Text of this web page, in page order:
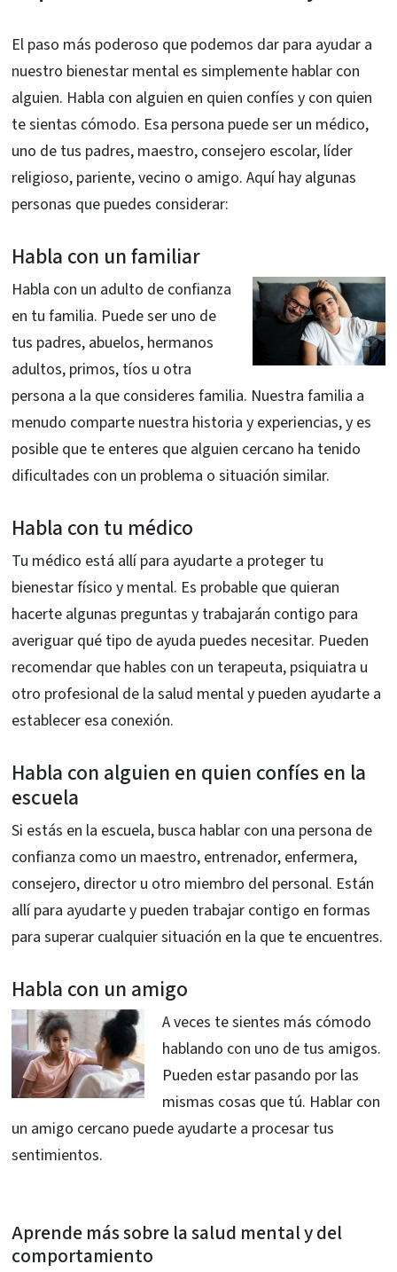
El paso más poderoso que podemos dar para ayudar a
nuestro bienestar mental es simplemente hablar con
alguien. Habla con alguien en quien confíes y con quien
te sientas cómodo. Esa persona puede ser un médico,
uno de tus padres, maestro, consejero escolar, líder
religioso, pariente, vecino o amigo. Aquí hay algunas
personas que puedes considerar:
Habla con un familiar
Habla con un adulto de confianza
en tu familia. Puede ser uno de
tus padres, abuelos, hermanos
adultos, primos, tíos u otra
persona a la que consideres familia. Nuestra familia a
menudo comparte nuestra historia y experiencias, y es
posible que te enteres que alguien cercano ha tenido
dificultades con un problema o situación similar.
Habla con tu médico
Tu médico está allí para ayudarte a proteger tu
bienestar físico y mental. Es probable que quieran
hacerte algunas preguntas y trabajarán contigo para
averiguar qué tipo de ayuda puedes necesitar. Pueden
recomendar que hables con un terapeuta, psiquiatra u
otro profesional de la salud mental y pueden ayudarte a
establecer esa conexión.
Habla con alguien en quien confíes en la
escuela
Si estás en la escuela, busca hablar con una persona de
confianza como un maestro, entrenador, enfermera,
consejero, director u otro miembro del personal. Están
allí para ayudarte y pueden trabajar contigo en formas
para superar cualquier situación en la que te encuentres.
Habla con un amigo
A veces te sientes más cómodo
hablando con uno de tus amigos.
Pueden estar pasando por las
mismas cosas que tú. Hablar con
un amigo cercano puede ayudarte a procesar tus
sentimientos.
Aprende más sobre la salud mental y del
comportamiento